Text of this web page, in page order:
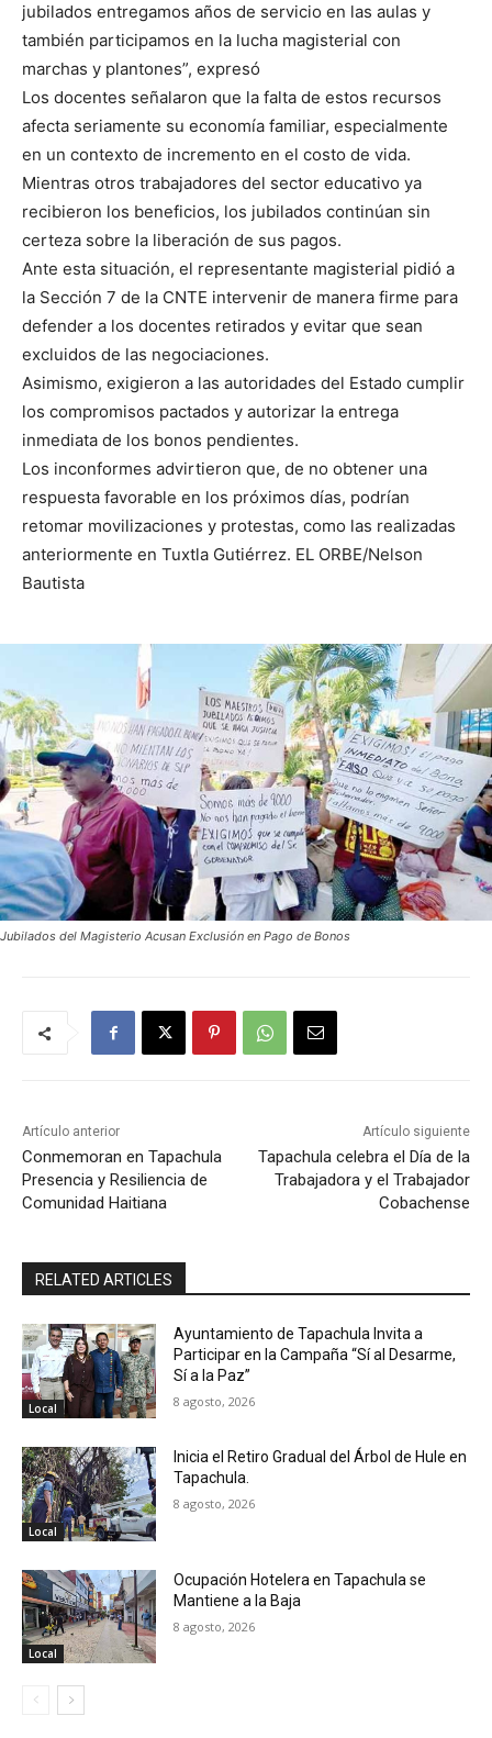
jubilados entregamos años de servicio en las aulas y
también participamos en la lucha magisterial con
marchas y plantones”, expresó
Los docentes señalaron que la falta de estos recursos
afecta seriamente su economía familiar, especialmente
en un contexto de incremento en el costo de vida.
Mientras otros trabajadores del sector educativo ya
recibieron los beneficios, los jubilados continúan sin
certeza sobre la liberación de sus pagos.
Ante esta situación, el representante magisterial pidió a
la Sección 7 de la CNTE intervenir de manera firme para
defender a los docentes retirados y evitar que sean
excluidos de las negociaciones.
Asimismo, exigieron a las autoridades del Estado cumplir
los compromisos pactados y autorizar la entrega
inmediata de los bonos pendientes.
Los inconformes advirtieron que, de no obtener una
respuesta favorable en los próximos días, podrían
retomar movilizaciones y protestas, como las realizadas
anteriormente en Tuxtla Gutiérrez. EL ORBE/Nelson
Bautista
Jubilados del Magisterio Acusan Exclusión en Pago de Bonos
Artículo anterior
Conmemoran en Tapachula
Presencia y Resiliencia de
Comunidad Haitiana
Artículo siguiente
Tapachula celebra el Día de la
Trabajadora y el Trabajador
Cobachense
RELATED ARTICLES
Local
Ayuntamiento de Tapachula Invita a
Participar en la Campaña “Sí al Desarme,
Sí a la Paz”
8 agosto, 2026
Local
Inicia el Retiro Gradual del Árbol de Hule en
Tapachula.
8 agosto, 2026
Local
Ocupación Hotelera en Tapachula se
Mantiene a la Baja
8 agosto, 2026